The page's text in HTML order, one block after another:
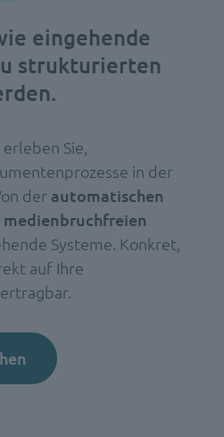
eingehende
strukturierten
Sie,
in der
der automatischen
medienbruchfreien
Systeme. Konkret,
auf Ihre